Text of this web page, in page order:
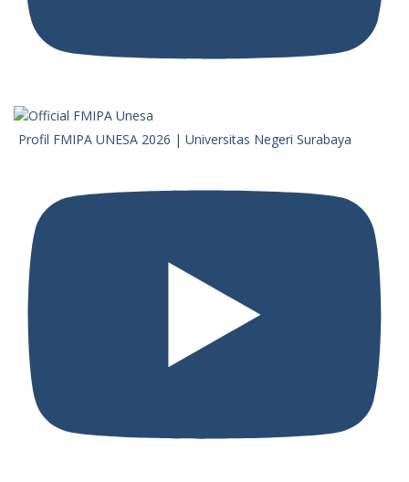
Profil FMIPA UNESA 2026 | Universitas Negeri Surabaya